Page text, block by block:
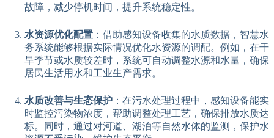
故障，减少停机时间，提升系统稳定性。
水资源优化配置 ：借助感知设备收集的水质数据，智慧水
务系统能够根据实际情况优化水资源的调配。例如，在干
旱季节或水质较差时，系统可自动调整水源和水量，确保
居民生活用水和工业生产需求。
水质改善与生态保护 ：在污水处理过程中，感知设备能实
时监控污染物浓度，帮助调整处理工艺，确保排放水质达
标。同时，通过对河道、湖泊等自然水体的监测，保护水